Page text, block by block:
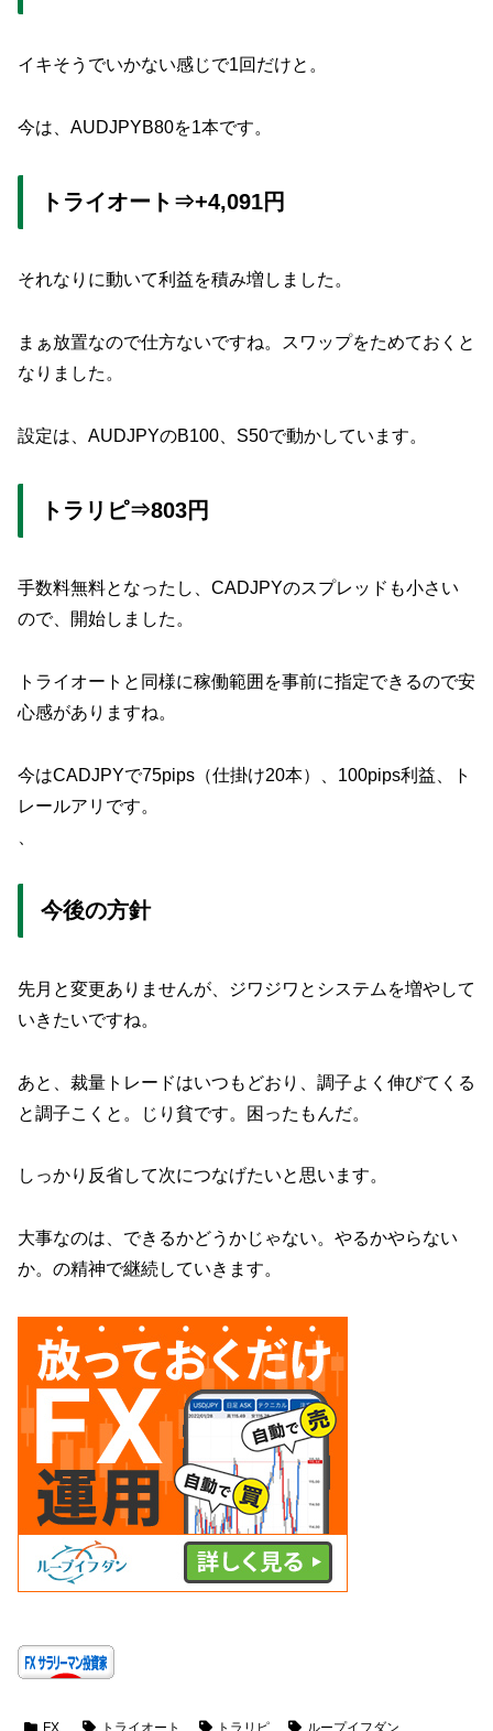
イキそうでいかない感じで1回だけと。
今は、AUDJPYB80を1本です。
トライオート⇒+4,091円
それなりに動いて利益を積み増しました。
まぁ放置なので仕方ないですね。スワップをためておくと
なりました。
設定は、AUDJPYのB100、S50で動かしています。
トラリピ⇒803円
手数料無料となったし、CADJPYのスプレッドも小さい
ので、開始しました。
トライオートと同様に稼働範囲を事前に指定できるので安
心感がありますね。
今はCADJPYで75pips（仕掛け20本）、100pips利益、ト
レールアリです。
今後の方針
先月と変更ありませんが、ジワジワとシステムを増やして
いきたいですね。
あと、裁量トレードはいつもどおり、調子よく伸びてくる
と調子こくと。じり貧です。困ったもんだ。
しっかり反省して次につなげたいと思います。
大事なのは、できるかどうかじゃない。やるかやらない
か。の精神で継続していきます。
FX トライオート トラリピ ループイフダン